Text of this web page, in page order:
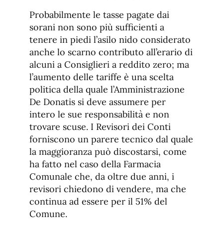
Probabilmente le tasse pagate dai
sorani non sono più sufficienti a
tenere in piedi l’asilo nido considerato
anche lo scarno contributo all’erario di
alcuni a Consiglieri a reddito zero; ma
l’aumento delle tariffe è una scelta
politica della quale l’Amministrazione
De Donatis si deve assumere per
intero le sue responsabilità e non
trovare scuse. I Revisori dei Conti
forniscono un parere tecnico dal quale
la maggioranza può discostarsi, come
ha fatto nel caso della Farmacia
Comunale che, da oltre due anni, i
revisori chiedono di vendere, ma che
continua ad essere per il 51% del
Comune.